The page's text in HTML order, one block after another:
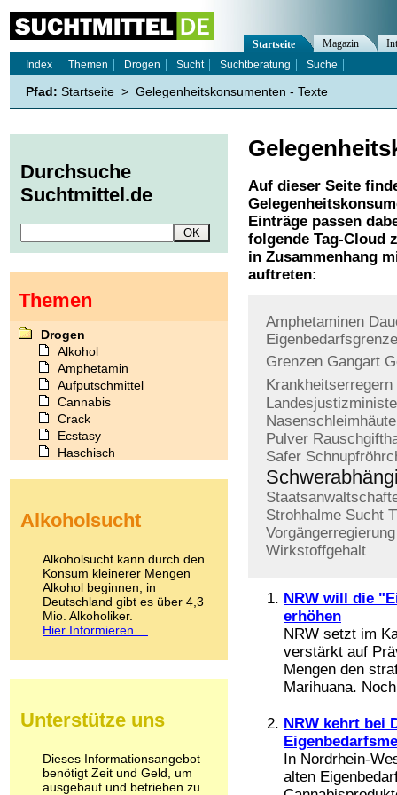
Auf dieser Seite
Einträge passen
folgende Tag-Cloud
in Zusammenhang
auftreten:
Amphetaminen
Eigenbedarfsgrenze
Grenzen Gangart
Krankheitserregern
Nasenschleimhäute
Pulver
Safer
Strohhalme Sucht
Vorgängerregierung
Wirkstoffgehalt
NRW will die
erhöhen
NRW setzt im
verstärkt auf
Mengen den
Marihuana.
NRW kehrt bei
In Nordrhein-
alten
Startseite Magazin
Index
Themen Drogen Sucht Suchtberatung Suche
Pfad: Startseite > Gelegenheitskonsumenten - Texte
Durchsuche
Suchtmittel.de
Themen
Drogen
Alkohol
Amphetamin
Aufputschmittel
Cannabis
Crack
Ecstasy
Haschisch
Kokain
LSD
Marihuana
Medikamente
Meskalin
Metamphetamin
Methadon
Pilze
Psychopharmaka
Schlafmittel
Schmerzmittel
Alkoholsucht
Alkoholsucht kann durch den
Konsum kleinerer Mengen
Alkohol beginnen, in
Deutschland gibt es über 4,3
Mio. Alkoholiker.
Hier Informieren ...
Unterstütze uns
Dieses Informationsangebot
benötigt Zeit und Geld, um
ausgebaut und betrieben zu